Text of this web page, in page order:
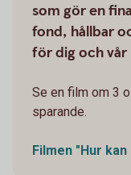
som gör en
fond, hållbar
för dig och vår
Se en film om 3
sparande.
Filmen "Hur kan